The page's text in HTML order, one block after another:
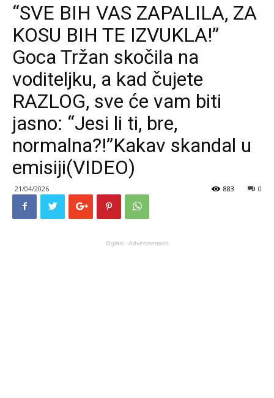
“SVE BIH VAS ZAPALILA, ZA
KOSU BIH TE IZVUKLA!”
Goca Tržan skočila na
voditeljku, a kad čujete
RAZLOG, sve će vam biti
jasno: “Jesi li ti, bre,
normalna?!”Kakav skandal u
emisiji(VIDEO)
21/04/2026 0
883
Oglasi - Advertisement